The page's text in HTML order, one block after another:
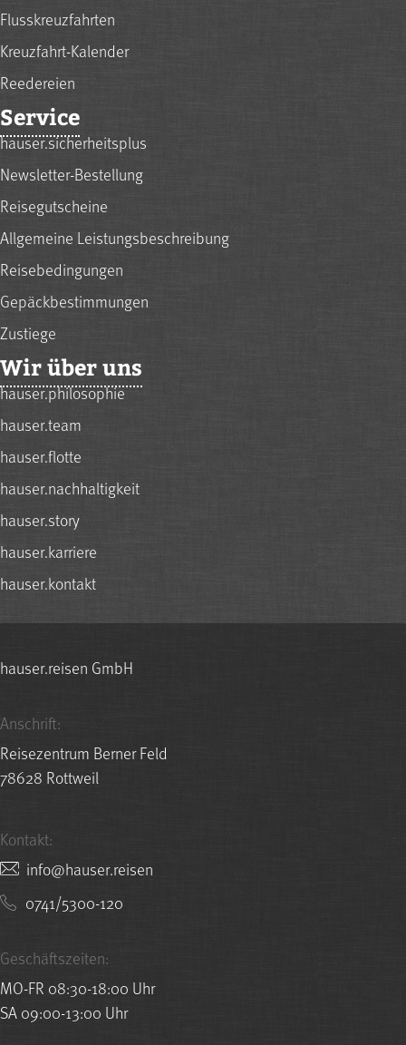
Flusskreuzfahrten
Kreuzfahrt-Kalender
Reedereien
Service
hauser.sicherheitsplus
Newsletter-Bestellung
Reisegutscheine
Allgemeine Leistungsbeschreibung
Reisebedingungen
Gepäckbestimmungen
Zustiege
Wir über uns
hauser.philosophie
hauser.team
hauser.flotte
hauser.nachhaltigkeit
hauser.story
hauser.karriere
hauser.kontakt
hauser.reisen GmbH
Anschrift:
Reisezentrum Berner Feld
78628 Rottweil
Kontakt:
nesier.resuah@ofni
0741/5300-120
Geschäftszeiten:
MO-FR 08:30-18:00 Uhr
SA 09:00-13:00 Uhr